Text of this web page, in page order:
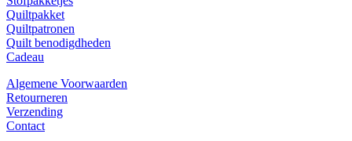
Quiltpakket
Quiltpatronen
Quilt benodigdheden
Cadeau
Algemene Voorwaarden
Retourneren
Verzending
Contact